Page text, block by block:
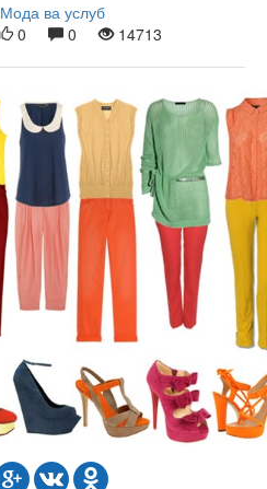
Мода ва услуб
0 0 14713